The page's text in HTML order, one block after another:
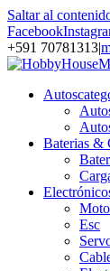
Saltar al
Facebook
+591 70781313|
Autos
Baterias &
Esc